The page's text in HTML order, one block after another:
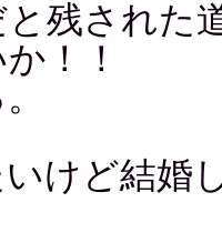
残された
！！
けど結婚